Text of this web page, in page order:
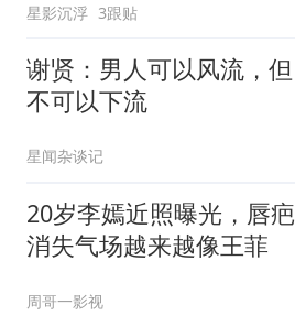
星影沉浮 3跟贴
谢贤：男人可以风流，但
不可以下流
星闻杂谈记
20岁李嫣近照曝光，唇疤
消失气场越来越像王菲
周哥一影视